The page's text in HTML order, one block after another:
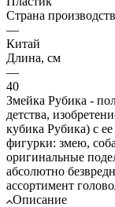
Страна
—
Китай
Длина, см
—
40
Змейка Рубика -
детства,
кубика Рубика) с
фигурки: змею,
оригинальные
абсолютно
ассортимент
Описание